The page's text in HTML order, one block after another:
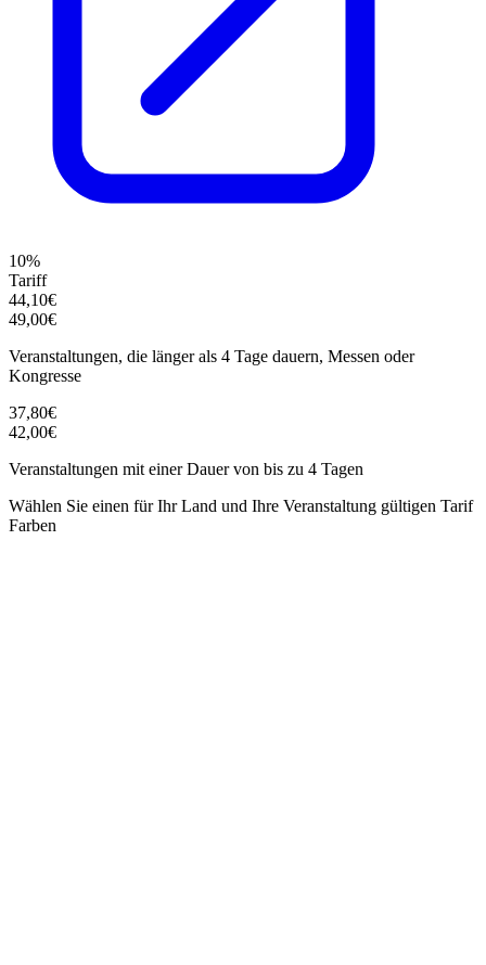
10%
Tariff
44,10€
49,00€
Veranstaltungen, die länger als 4 Tage dauern, Messen oder
Kongresse
37,80€
42,00€
Veranstaltungen mit einer Dauer von bis zu 4 Tagen
Wählen Sie einen für Ihr Land und Ihre Veranstaltung gültigen Tarif
Farben